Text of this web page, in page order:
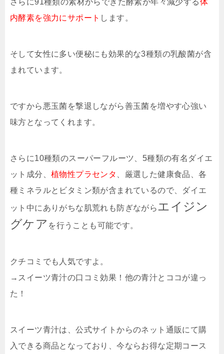
さらに91種類の素材からできた酵素が年々減少する体
内酵素を強力にサポート します。
そして女性に多い便秘にも効果的な3種類の乳酸菌が含
まれています。
ですから悪玉菌を撃退しながら善玉菌を増やす心強い
味方となってくれます。
さらに10種類のスーパーフルーツ、5種類の有名ダイエ
ット成分、 植物性プラセンタ
、厳選した健康食品、各
種ミネラルとビタミン類が含まれているので、ダイエ
ット中にありがちな肌荒れも防ぎながらエイジン
グケア を行うことも可能です。
クチコミでも人気ですよ。
→スイーツ青汁の口コミ効果！他の青汁とココが違っ
た！
スイーツ青汁は、公式サイトからのネット通販にて購
入できる商品となっており、今ならお得な定期コース